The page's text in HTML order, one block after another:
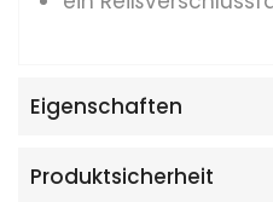
Eigenschaften
Produktsicherheit